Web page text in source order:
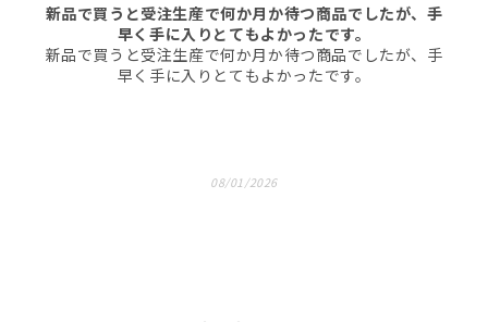
新品で買うと受注生産で何か月か待つ商品でしたが、手
早く手に入りとてもよかったです。
新品で買うと受注生産で何か月か待つ商品でしたが、手
早く手に入りとてもよかったです。
08/01/2026